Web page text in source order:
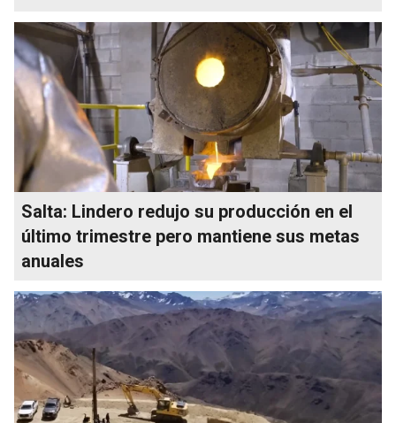
Salta: Lindero redujo su producción en el
último trimestre pero mantiene sus metas
anuales